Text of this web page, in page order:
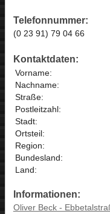
Telefonnummer:
(0 23 91) 79 04 66
Kontaktdaten:
Vorname:
Nachname:
Straße:
Postleitzahl:
Stadt:
Ortsteil:
Region:
Bundesland:
Land:
Informationen:
Oliver Beck -